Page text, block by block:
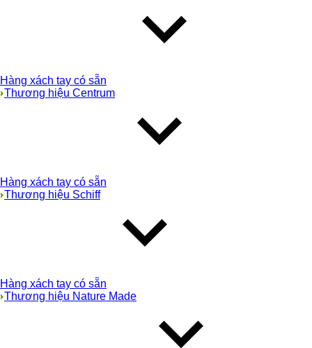
Hàng xách tay có sẵn
Thương hiệu Centrum
Hàng xách tay có sẵn
Thương hiệu Schiff
Hàng xách tay có sẵn
Thương hiệu Nature Made